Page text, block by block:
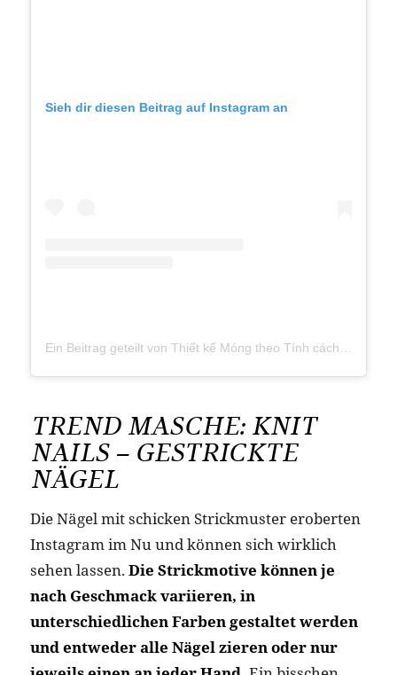
Sieh dir diesen Beitrag auf Instagram an
TREND MASCHE: KNIT
NAILS – GESTRICKTE
NÄGEL
Die Nägel mit schicken Strickmuster eroberten
Instagram im Nu und können sich wirklich
sehen lassen. Die Strickmotive können je
nach Geschmack variieren, in
unterschiedlichen Farben gestaltet werden
und entweder alle Nägel zieren oder nur